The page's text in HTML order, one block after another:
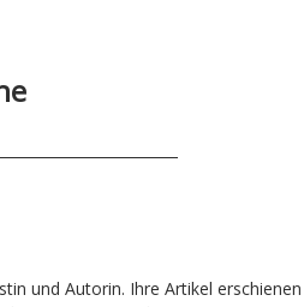
und Autorin. Ihre Artikel erschienen